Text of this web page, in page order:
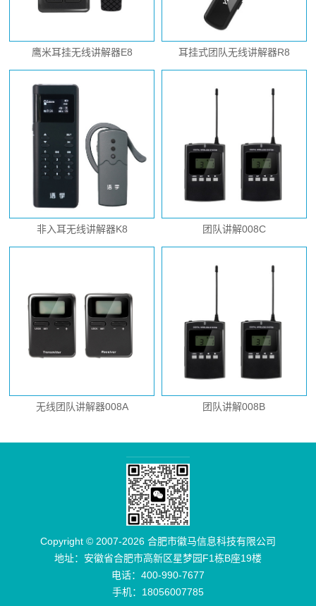
鹰米耳挂无线讲解器E8 耳挂式团队无线讲解器R8
非入耳无线讲解器K8 团队讲解008C
无线团队讲解器008A 团队讲解008B
Copyright © 2007-2026 合肥市徽马信息科技有限公司
地址：安徽省合肥市高新区星梦园F1栋B座19楼
电话：400-990-7677
手机：18056007785